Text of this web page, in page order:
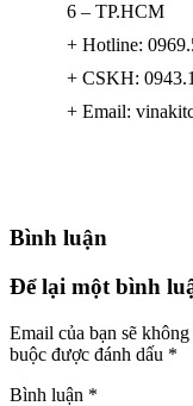
6 – TP.HCM
+ Hotline:
+ CSKH:
+ Email:
Bình luận
Để lại một bình
Email của bạn sẽ
buộc được đánh dấu *
Bình luận *